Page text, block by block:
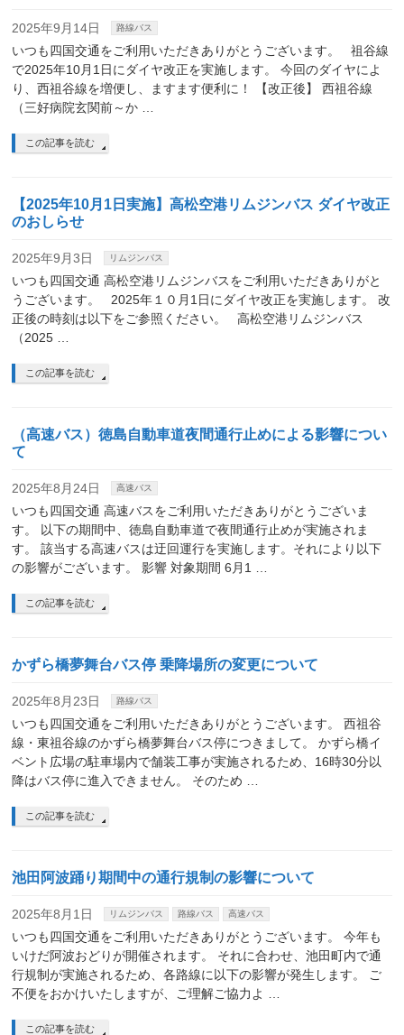
2025年9月14日 路線バス
いつも四国交通をご利用いただきありがとうございます。 祖谷線
で2025年10月1日にダイヤ改正を実施します。 今回のダイヤによ
り、西祖谷線を増便し、ますます便利に！ 【改正後】 西祖谷線
（三好病院玄関前～か …
この記事を読む
【2025年10月1日実施】高松空港リムジンバス ダイヤ改正
のおしらせ
2025年9月3日 リムジンバス
いつも四国交通 高松空港リムジンバスをご利用いただきありがと
うございます。 2025年１０月1日にダイヤ改正を実施します。 改
正後の時刻は以下をご参照ください。 高松空港リムジンバス
（2025 …
この記事を読む
（高速バス）徳島自動車道夜間通行止めによる影響につい
て
2025年8月24日 高速バス
いつも四国交通 高速バスをご利用いただきありがとうございま
す。 以下の期間中、徳島自動車道で夜間通行止めが実施されま
す。 該当する高速バスは迂回運行を実施します。それにより以下
の影響がございます。 影響 対象期間 6月1 …
この記事を読む
かずら橋夢舞台バス停 乗降場所の変更について
2025年8月23日 路線バス
いつも四国交通をご利用いただきありがとうございます。 西祖谷
線・東祖谷線のかずら橋夢舞台バス停につきまして。 かずら橋イ
ベント広場の駐車場内で舗装工事が実施されるため、16時30分以
降はバス停に進入できません。 そのため …
この記事を読む
池田阿波踊り期間中の通行規制の影響について
2025年8月1日 リムジンバス 路線バス 高速バス
いつも四国交通をご利用いただきありがとうございます。 今年も
いけだ阿波おどりが開催されます。 それに合わせ、池田町内で通
行規制が実施されるため、各路線に以下の影響が発生します。 ご
不便をおかけいたしますが、ご理解ご協力よ …
この記事を読む